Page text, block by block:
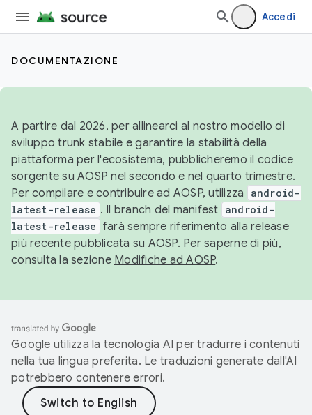
Accedi
DOCUMENTAZIONE
A partire dal 2026, per allinearci al nostro modello di
sviluppo trunk stabile e garantire la stabilità della
piattaforma per l'ecosistema, pubblicheremo il codice
sorgente su AOSP nel secondo e nel quarto trimestre.
Per compilare e contribuire ad AOSP, utilizza
android-
latest-release . Il branch del manifest android-
latest-release farà sempre riferimento alla release
più recente pubblicata su AOSP. Per saperne di più,
consulta la sezione Modifiche ad AOSP.
Google utilizza la tecnologia AI per tradurre i contenuti
nella tua lingua preferita. Le traduzioni generate dall'AI
potrebbero contenere errori.